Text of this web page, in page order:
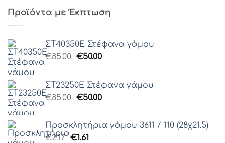
Προϊόντα με Έκπτωση
ΣΤ40350Ε Στέφανα γάμου
€85.00 Original
€85.00.
€50.00Η
είναι:
€50.00.
ΣΤ23250Ε Στέφανα γάμου
€85.00 Original
€85.00.
€50.00Η
είναι:
Προσκλητήρια γάμου 3611 / 110 (28χ21.5)
€2.17 Original
€1.61